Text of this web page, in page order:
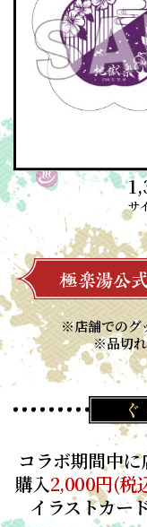
サ
※店舗でのグ
※品切れ
コラボ期間中
購入2,000円(税
イラストカー
アクリルスタンド
1/10